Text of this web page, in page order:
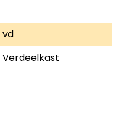
vd
Verdeelkast